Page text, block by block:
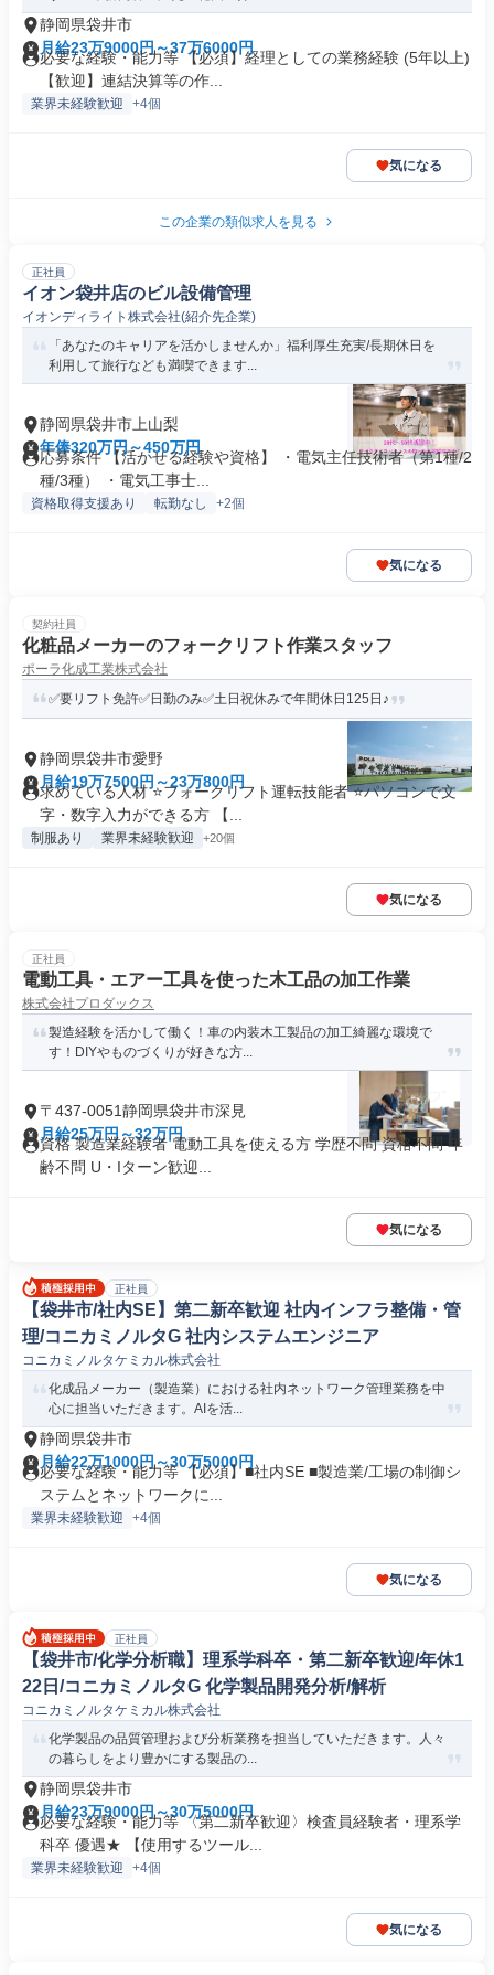
静岡県袋井市
月給23万9000円～37万6000円
必要な経験・能力等 【必須】経理としての業務経験 (5年以上)
【歓迎】連結決算等の作...
業界未経験歓迎 +4個
気になる
この企業の類似求人を見る
正社員
イオン袋井店のビル設備管理
イオンディライト株式会社(紹介先企業)
「あなたのキャリアを活かしませんか」福利厚生充実/長期休日を
利用して旅行なども満喫できます...
静岡県袋井市上山梨
年俸320万円～450万円
応募条件 【活かせる経験や資格】 ・電気主任技術者（第1種/2
種/3種） ・電気工事士...
資格取得支援あり 転勤なし +2個
気になる
契約社員
化粧品メーカーのフォークリフト作業スタッフ
ポーラ化成工業株式会社
✅要リフト免許✅日勤のみ✅土日祝休みで年間休日125日♪
静岡県袋井市愛野
月給19万7500円～23万800円
求めている人材 ⭐フォークリフト運転技能者 ⭐パソコンで文
字・数字入力ができる方 【...
制服あり 業界未経験歓迎 +20個
気になる
正社員
電動工具・エアー工具を使った木工品の加工作業
株式会社プロダックス
製造経験を活かして働く！車の内装木工製品の加工綺麗な環境で
す！DIYやものづくりが好きな方...
〒437-0051静岡県袋井市深見
月給25万円～32万円
資格 製造業経験者 電動工具を使える方 学歴不問 資格不問 年
齢不問 U・Iターン歓迎...
気になる
正社員
【袋井市/社内SE】第二新卒歓迎 社内インフラ整備・管
理/コニカミノルタG 社内システムエンジニア
コニカミノルタケミカル株式会社
化成品メーカー（製造業）における社内ネットワーク管理業務を中
心に担当いただきます。AIを活...
静岡県袋井市
月給22万1000円～30万5000円
必要な経験・能力等 【必須】■社内SE ■製造業/工場の制御シ
ステムとネットワークに...
業界未経験歓迎 +4個
気になる
正社員
【袋井市/化学分析職】理系学科卒・第二新卒歓迎/年休1
22日/コニカミノルタG 化学製品開発分析/解析
コニカミノルタケミカル株式会社
化学製品の品質管理および分析業務を担当していただきます。人々
の暮らしをより豊かにする製品の...
静岡県袋井市
月給23万9000円～30万5000円
必要な経験・能力等 〈第二新卒歓迎〉検査員経験者・理系学
科卒 優遇★ 【使用するツール...
業界未経験歓迎 +4個
気になる